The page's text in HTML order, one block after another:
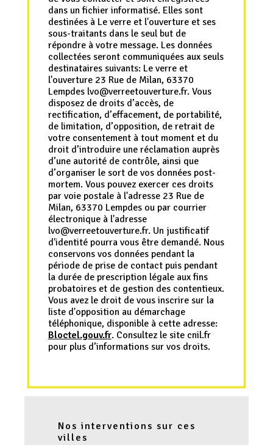
dans un fichier informatisé. Elles sont
destinées à Le verre et l'ouverture et ses
sous-traitants dans le seul but de
répondre à votre message. Les données
collectées seront communiquées aux seuls
destinataires suivants: Le verre et
l'ouverture 23 Rue de Milan, 63370
Lempdes lvo@verreetouverture.fr. Vous
disposez de droits d’accès, de
rectification, d’effacement, de portabilité,
de limitation, d’opposition, de retrait de
votre consentement à tout moment et du
droit d’introduire une réclamation auprès
d’une autorité de contrôle, ainsi que
d’organiser le sort de vos données post-
mortem. Vous pouvez exercer ces droits
par voie postale à l'adresse 23 Rue de
Milan, 63370 Lempdes ou par courrier
électronique à l'adresse
lvo@verreetouverture.fr. Un justificatif
d'identité pourra vous être demandé. Nous
conservons vos données pendant la
période de prise de contact puis pendant
la durée de prescription légale aux fins
probatoires et de gestion des contentieux.
Vous avez le droit de vous inscrire sur la
liste d'opposition au démarchage
téléphonique, disponible à cette adresse:
Bloctel.gouv.fr. Consultez le site cnil.fr
pour plus d’informations sur vos droits.
Nos interventions sur ces
villes